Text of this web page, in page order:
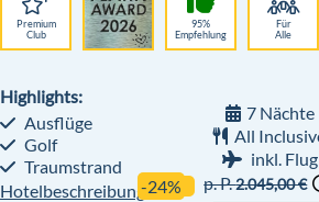
Premium
Club
95%
Empfehlung
Für
Alle
Highlights:
Ausflüge
Golf
Traumstrand
Hotelbeschreibung
7 Nächte
All
inkl. Flug
-24%
p. P.2.045,00 €